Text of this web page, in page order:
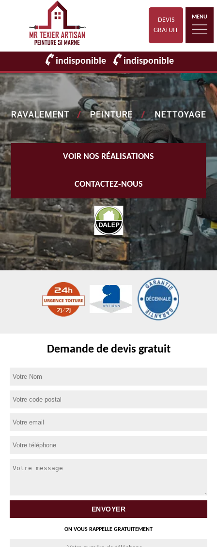
DEVIS
GRATUIT
MENU
indisponible indisponible
VOIR NOS RÉALISATIONS
CONTACTEZ-NOUS
Demande de devis gratuit
ON VOUS RAPPELLE GRATUITEMENT